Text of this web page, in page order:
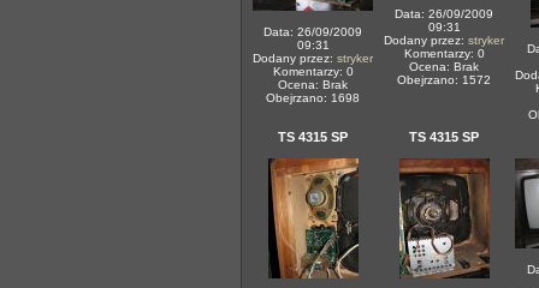
Data: 26/09/2009
09:31
Dodany przez: stryker
Komentarzy: 0
Ocena: Brak
Obejrzano: 1698
Data: 26/09/2009
09:31
Dodany przez: stryker
Komentarzy: 0
Ocena: Brak
Obejrzano: 1572
TS 4315 SP TS 4315 SP